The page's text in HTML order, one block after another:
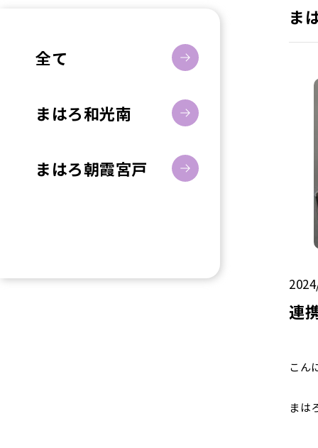
ま
連
こん
まは
全て
まはろ和光南
まはろ朝霞宮戸